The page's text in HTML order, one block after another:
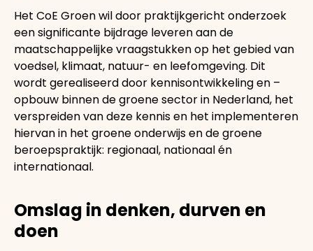
Het CoE Groen wil door praktijkgericht onderzoek
een significante bijdrage leveren aan de
maatschappelijke vraagstukken op het gebied van
voedsel, klimaat, natuur- en leefomgeving. Dit
wordt gerealiseerd door kennisontwikkeling en –
opbouw binnen de groene sector in Nederland, het
verspreiden van deze kennis en het implementeren
hiervan in het groene onderwijs en de groene
beroepspraktijk: regionaal, nationaal én
internationaal.
Omslag in denken, durven en
doen